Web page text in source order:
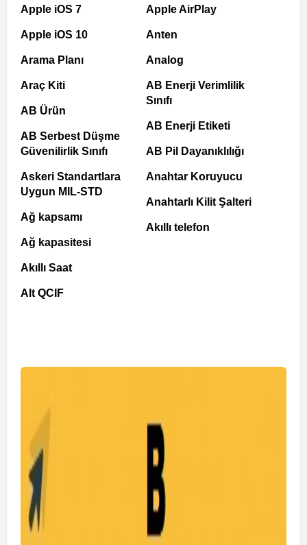
Apple iOS 7
Apple iOS 10
Arama Planı
Araç Kiti
AB Ürün
AB Serbest Düşme
Güvenilirlik Sınıfı
Askeri Standartlara
Uygun MIL-STD
Ağ kapsamı
Ağ kapasitesi
Akıllı Saat
Alt QCIF
Apple AirPlay
Anten
Analog
AB Enerji Verimlilik
Sınıfı
AB Enerji Etiketi
AB Pil Dayanıklılığı
Anahtar Koruyucu
Anahtarlı Kilit Şalteri
Akıllı telefon